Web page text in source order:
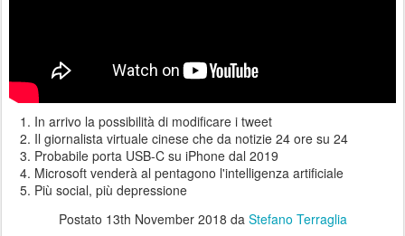
In arrivo la possibilità di modificare i tweet
Il giornalista virtuale cinese che da notizie 24 ore su 24
Probabile porta USB-C su iPhone dal 2019
Microsoft venderà al pentagono l'intelligenza artificiale
Più social, più depressione
Postato 13th November 2018 da Stefano Terraglia